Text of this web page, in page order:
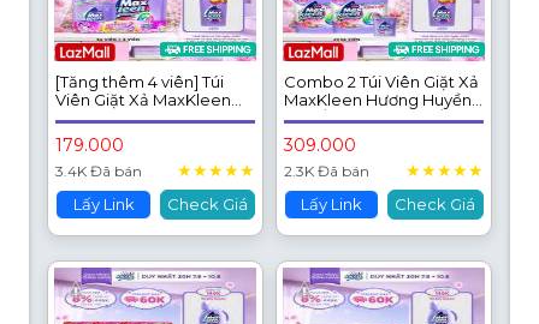
[Tăng thêm 4 viên] Túi
Viên Giặt Xả MaxKleen
hương Ngày Thư Thái (34
viên/ túi)
179.000
3.4K Đã bán ★★★★★
Lấy Link Check Giá
Combo 2 Túi Viên Giặt Xả
MaxKleen Hương Huyền
Diệu/ Ngày Thư Thái/ Dấu
ấn ngọt ngào (34 viên/túi)
309.000
2.3K Đã bán ★★★★★
Lấy Link Check Giá